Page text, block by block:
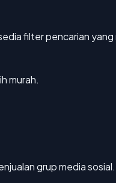
filter pencarian
murah.
grup media